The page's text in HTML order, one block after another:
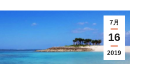
7月
16
2019